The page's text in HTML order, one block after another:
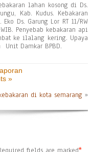
lahan kosong di Ds.
Kab. Kudus. Kebakaran
Ds. Garung Lor RT 11/RW
Penyebab kebakaran api
ke ilalang kering. Upaya
Damkar BPBD.
»
di kota semarang »